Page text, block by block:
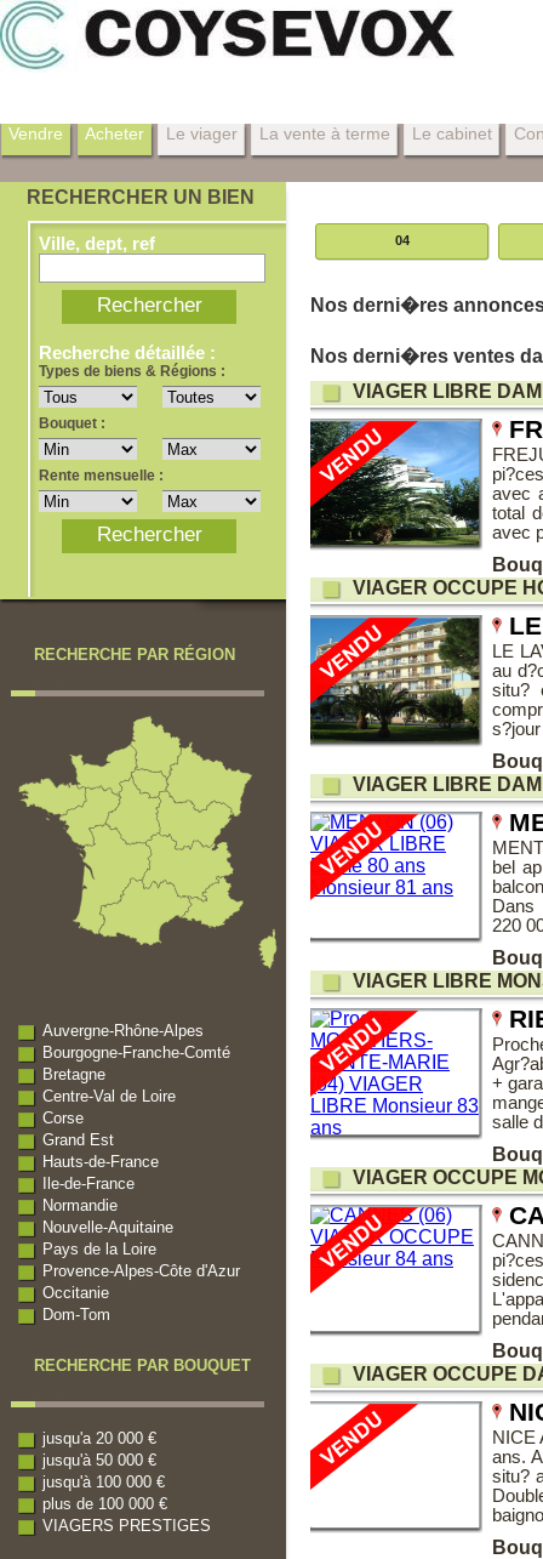
Vendre Acheter Le viager La vente à terme Le cabinet
RECHERCHER UN BIEN
Ville, dept, ref
Recherche détaillée :
Types de biens & Régions :
Bouquet :
Rente mensuelle :
RECHERCHE PAR RÉGION
Auvergne-Rhône-Alpes
Bourgogne-Franche-Comté
Bretagne
Centre-Val de Loire
Corse
Grand Est
Hauts-de-France
Ile-de-France
Normandie
Nouvelle-Aquitaine
Pays de la Loire
Provence-Alpes-Côte d'Azur
Occitanie
Dom-Tom
RECHERCHE PAR BOUQUET
jusqu'a 20 000 €
jusqu'à 50 000 €
jusqu'à 100 000 €
plus de 100 000 €
VIAGERS PRESTIGES
04
Nos derni�res
Nos derni�res ventes
VIAGER LIBRE
avec
total
avec
VIAGER OCCUPE
LE
au
situ?
VIAGER LIBRE
bel
Dans
220
VIAGER LIBRE
+
salle
VIAGER OCCUPE
VIAGER OCCUPE
NICE
ans.
situ?